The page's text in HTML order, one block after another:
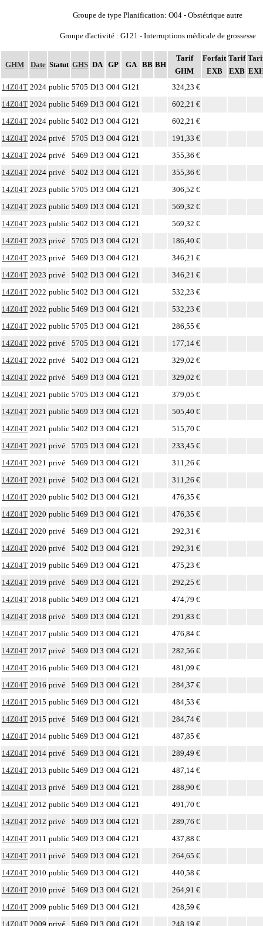
GHM Date Statut GHS DA GP GA BB BH
Tarif
GHM
Forfait
EXB
Tarif
EXB
14Z04T 2024 public 5705 D13 O04 G121
324,23 €
14Z04T 2024 public 5469 D13 O04 G121
602,21 €
14Z04T 2024 public 5402 D13 O04 G121
602,21 €
14Z04T 2024 privé 5705 D13 O04 G121
191,33 €
14Z04T 2024 privé 5469 D13 O04 G121
355,36 €
14Z04T 2024 privé 5402 D13 O04 G121
355,36 €
14Z04T 2023 public 5705 D13 O04 G121
306,52 €
14Z04T 2023 public 5469 D13 O04 G121
569,32 €
14Z04T 2023 public 5402 D13 O04 G121
569,32 €
14Z04T 2023 privé 5705 D13 O04 G121
186,40 €
14Z04T 2023 privé 5469 D13 O04 G121
346,21 €
14Z04T 2023 privé 5402 D13 O04 G121
346,21 €
14Z04T 2022 public 5402 D13 O04 G121
532,23 €
14Z04T 2022 public 5469 D13 O04 G121
532,23 €
14Z04T 2022 public 5705 D13 O04 G121
286,55 €
14Z04T 2022 privé 5705 D13 O04 G121
177,14 €
14Z04T 2022 privé 5402 D13 O04 G121
329,02 €
14Z04T 2022 privé 5469 D13 O04 G121
329,02 €
14Z04T 2021 public 5705 D13 O04 G121
379,05 €
14Z04T 2021 public 5469 D13 O04 G121
505,40 €
14Z04T 2021 public 5402 D13 O04 G121
515,70 €
14Z04T 2021 privé 5705 D13 O04 G121
233,45 €
14Z04T 2021 privé 5469 D13 O04 G121
311,26 €
14Z04T 2021 privé 5402 D13 O04 G121
311,26 €
14Z04T 2020 public 5402 D13 O04 G121
476,35 €
14Z04T 2020 public 5469 D13 O04 G121
476,35 €
14Z04T 2020 privé 5469 D13 O04 G121
292,31 €
14Z04T 2020 privé 5402 D13 O04 G121
292,31 €
14Z04T 2019 public 5469 D13 O04 G121
475,23 €
14Z04T 2019 privé 5469 D13 O04 G121
292,25 €
14Z04T 2018 public 5469 D13 O04 G121
474,79 €
14Z04T 2018 privé 5469 D13 O04 G121
291,83 €
14Z04T 2017 public 5469 D13 O04 G121
476,84 €
14Z04T 2017 privé 5469 D13 O04 G121
282,56 €
14Z04T 2016 public 5469 D13 O04 G121
481,09 €
14Z04T 2016 privé 5469 D13 O04 G121
284,37 €
14Z04T 2015 public 5469 D13 O04 G121
484,53 €
14Z04T 2015 privé 5469 D13 O04 G121
284,74 €
14Z04T 2014 public 5469 D13 O04 G121
487,85 €
14Z04T 2014 privé 5469 D13 O04 G121
289,49 €
14Z04T 2013 public 5469 D13 O04 G121
487,14 €
14Z04T 2013 privé 5469 D13 O04 G121
288,90 €
14Z04T 2012 public 5469 D13 O04 G121
491,70 €
14Z04T 2012 privé 5469 D13 O04 G121
289,76 €
14Z04T 2011 public 5469 D13 O04 G121
437,88 €
14Z04T 2011 privé 5469 D13 O04 G121
264,65 €
14Z04T 2010 public 5469 D13 O04 G121
440,58 €
14Z04T 2010 privé 5469 D13 O04 G121
264,91 €
14Z04T 2009 public 5469 D13 O04 G121
428,59 €
14Z04T 2009 privé 5469 D13 O04 G121 248,19 €
Groupe de type Planification: O04 - Obstétrique autre
Groupe d'activité : G121 - Interruptions médicale de grossesse